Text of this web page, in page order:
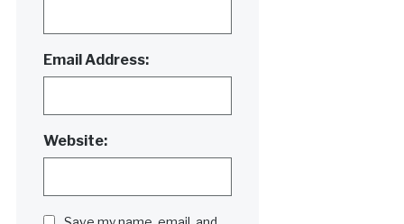
Email Address:
Website: